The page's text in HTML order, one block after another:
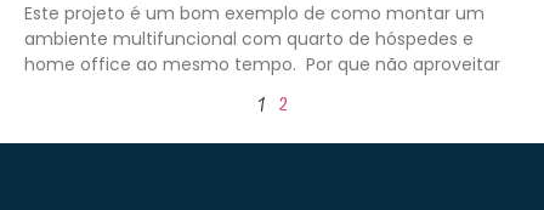
Este projeto é um bom exemplo de como montar um
ambiente multifuncional com quarto de hóspedes e
home office ao mesmo tempo. Por que não aproveitar
1 2